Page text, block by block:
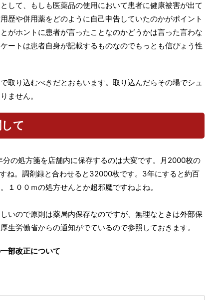
して、もしも医薬品の使用において患者に健康被害が出て
歴や併用薬をどのように自己申告していたのかがポイント
がホントに患者が言ったことなのかどうかは言った言わな
ートは患者自身が記載するものなのでもっとも信ぴょう性
取り込むべきだとおもいます。取り込んだらその場でシュ
ません。
て
の処方箋を店舗内に保存するのは大変です。月2000枚の
ね。調剤録と合わせると32000枚です。3年にすると約百
１００ｍの処方せんとか超邪魔ですねよね。
いので原則は薬局内保存なのですが、無理なときは外部保
生労働省からの通知がでているので参照しておきます。
部改正について